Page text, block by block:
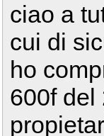
ciao a
cui di
ho
600f del